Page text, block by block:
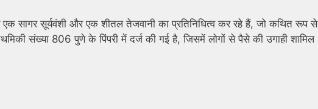
सागर सूर्यवंशी और एक शीतल तेजवानी का प्रतिनिधित्व कर रहे हैं, जो कथित रूप से
संख्या 806 पुणे के पिंपरी में दर्ज की गई है, जिसमें लोगों से पैसे की उगाही शामिल